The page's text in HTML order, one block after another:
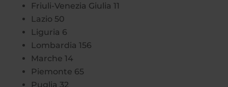
Friuli-Venezia Giulia 11
Lazio 50
Liguria 6
Lombardia 156
Marche 14
Piemonte 65
Puglia 32